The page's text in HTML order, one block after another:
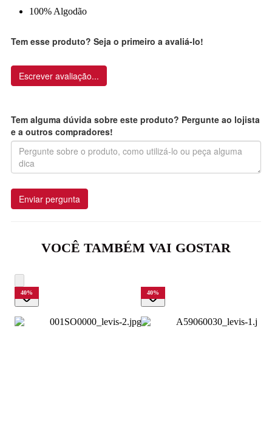
100% Algodão
Tem esse produto? Seja o primeiro a avaliá-lo!
Escrever avaliação...
Tem alguma dúvida sobre este produto? Pergunte ao lojista
e a outros compradores!
Enviar pergunta
VOCÊ TAMBÉM VAI GOSTAR
40% 40%